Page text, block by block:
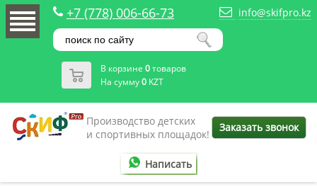
+7 (778) 006-66-73 info@skifpro.kz
В корзине 0товаров
На сумму0 KZT
Производство детских
и спортивных площадок!
Заказать звонок
Написать